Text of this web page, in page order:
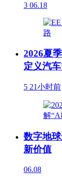
3 06.18
2026夏
定义汽
5 21小时前
数字地
新价值
06.08